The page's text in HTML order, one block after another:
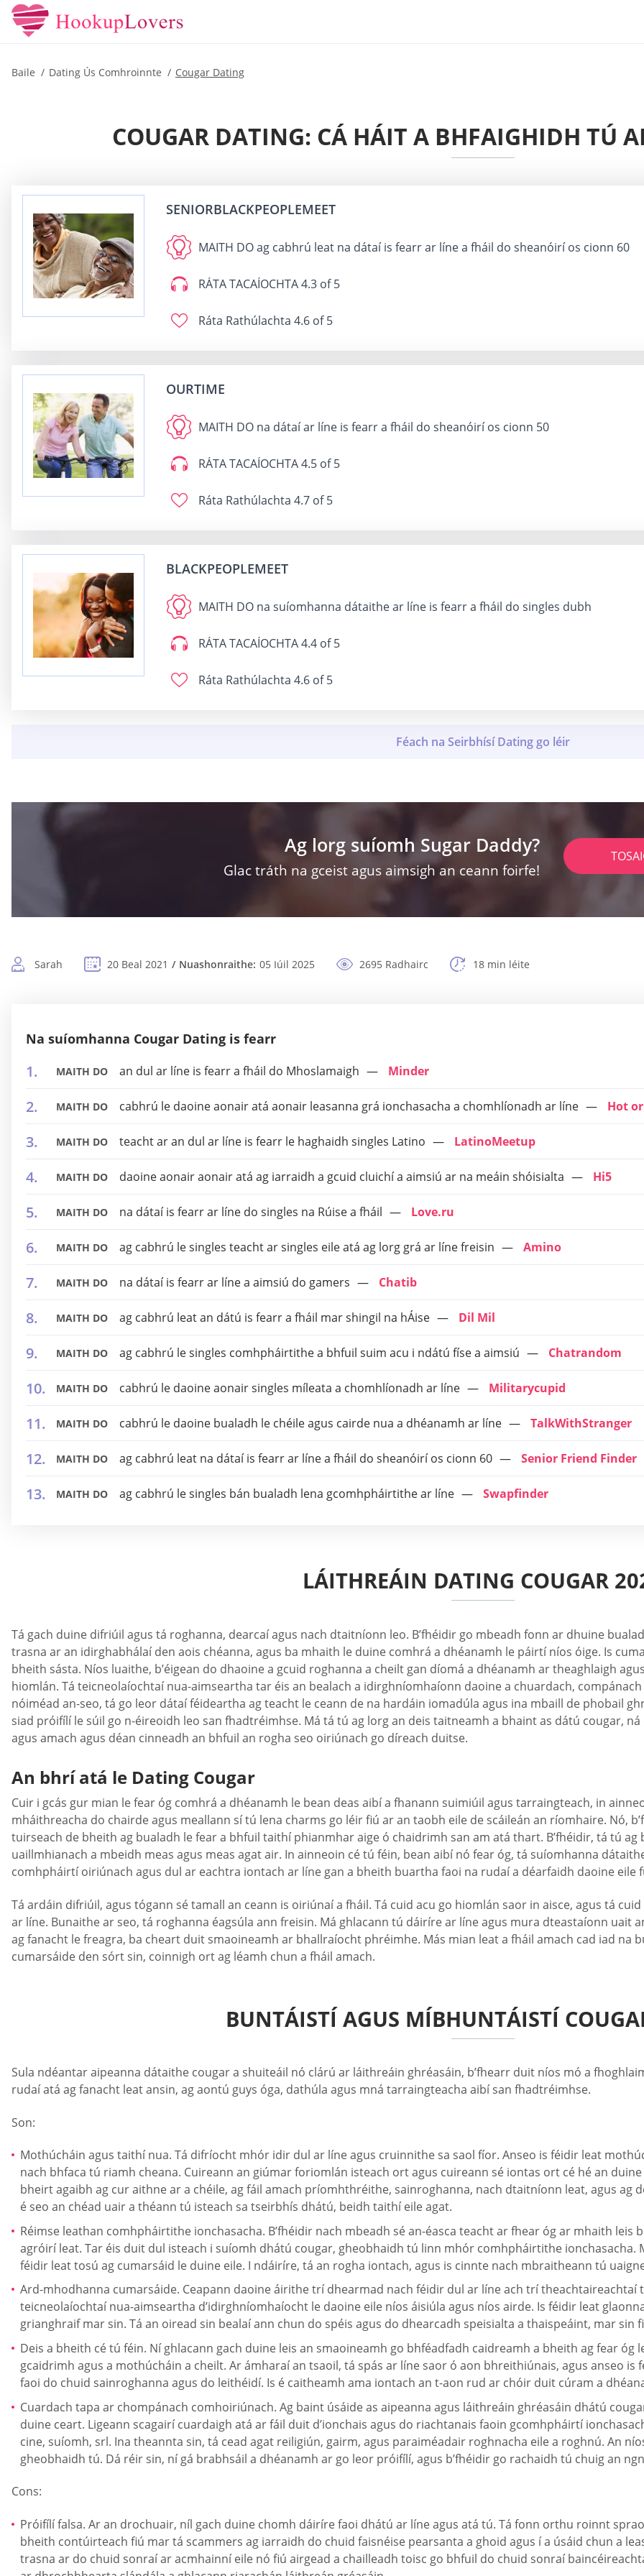
Baile Dating Ús Comhroinnte Cougar Dating
COUGAR DATING: CÁ HÁIT A BHFAIGHIDH TÚ
SENIORBLACKPEOPLEMEET
MAITH DOag cabhrú leat na dátaí is fearr ar líne a fháil do sheanóirí os cionn 60
RÁTA TACAÍOCHTA4.3 of 5
Ráta Rathúlachta 4.6 of 5
OURTIME
MAITH DO na dátaí ar líne is fearr a fháil do sheanóirí os cionn 50
RÁTA TACAÍOCHTA4.5 of 5
Ráta Rathúlachta 4.7 of 5
BLACKPEOPLEMEET
MAITH DO na suíomhanna dátaithe ar líne is fearr a fháil do singles dubh
RÁTA TACAÍOCHTA4.4 of 5
Ráta Rathúlachta 4.6 of 5
Ag lorg suíomh Sugar Daddy?
Glac tráth na gceist agus aimsigh an ceann foirfe!
Sarah 20 Beal 2021 Nuashonraithe: 05 Iúil 2025 2695 Radhairc 18 min léite
Na suíomhanna Cougar Dating is fearr
MAITH DO an dul ar líne is fearr a fháil do Mhoslamaigh Minder
MAITH DO cabhrú le daoine aonair atá aonair leasanna grá ionchasacha a chomhlíonadh ar líne Hot
MAITH DO teacht ar an dul ar líne is fearr le haghaidh singles Latino LatinoMeetup
MAITH DO daoine aonair aonair atá ag iarraidh a gcuid cluichí a aimsiú ar na meáin shóisialta Hi5
MAITH DO na dátaí is fearr ar líne do singles na Rúise a fháil Love.ru
MAITH DO ag cabhrú le singles teacht ar singles eile atá ag lorg grá ar líne freisin Amino
MAITH DO na dátaí is fearr ar líne a aimsiú do gamers Chatib
MAITH DO ag cabhrú leat an dátú is fearr a fháil mar shingil na hÁise Dil Mil
MAITH DO ag cabhrú le singles comhpháirtithe a bhfuil suim acu i ndátú físe a aimsiú Chatrandom
MAITH DO cabhrú le daoine aonair singles míleata a chomhlíonadh ar líne Militarycupid
MAITH DO cabhrú le daoine bualadh le chéile agus cairde nua a dhéanamh ar líne TalkWithStranger
MAITH DO ag cabhrú leat na dátaí is fearr ar líne a fháil do sheanóirí os cionn 60 Senior Friend Finder
MAITH DO ag cabhrú le singles bán bualadh lena gcomhpháirtithe ar líne Swapfinder
LÁITHREÁIN DATING COUGAR
Tá gach duine difriúil agus tá roghanna, dearcaí agus nach dtaitníonn leo. B’fhéidir go mbeadh fonn ar dhuine
trasna ar an idirghabhálaí den aois chéanna, agus ba mhaith le duine comhrá a dhéanamh le páirtí níos óige. Is
bheith sásta. Níos luaithe, b’éigean do dhaoine a gcuid roghanna a cheilt gan díomá a dhéanamh ar theaghlaigh
hiomlán. Tá teicneolaíochtaí nua-aimseartha tar éis an bealach a idirghníomhaíonn daoine a chuardach,
nóiméad an-seo, tá go leor dátaí féideartha ag teacht le ceann de na hardáin iomadúla agus ina mbaill de phobail
siad próifílí le súil go n-éireoidh leo san fhadtréimhse. Má tá tú ag lorg an deis taitneamh a bhaint as dátú cougar,
agus amach agus déan cinneadh an bhfuil an rogha seo oiriúnach go díreach duitse.
An bhrí atá le Dating Cougar
Cuir i gcás gur mian le fear óg comhrá a dhéanamh le bean deas aibí a fhanann suimiúil agus tarraingteach, in
mháithreacha do chairde agus meallann sí tú lena charms go léir fiú ar an taobh eile de scáileán an ríomhaire. Nó,
tuirseach de bheith ag bualadh le fear a bhfuil taithí phianmhar aige ó chaidrimh san am atá thart. B’fhéidir, tá tú
uaillmhianach a mbeidh meas agus meas agat air. In ainneoin cé tú féin, bean aibí nó fear óg, tá suíomhanna
comhpháirtí oiriúnach agus dul ar eachtra iontach ar líne gan a bheith buartha faoi na rudaí a déarfaidh daoine eile
Tá ardáin difriúil, agus tógann sé tamall an ceann is oiriúnaí a fháil. Tá cuid acu go hiomlán saor in aisce, agus tá
ar líne. Bunaithe ar seo, tá roghanna éagsúla ann freisin. Má ghlacann tú dáiríre ar líne agus mura dteastaíonn uait
ag fanacht le freagra, ba cheart duit smaoineamh ar bhallraíocht phréimhe. Más mian leat a fháil amach cad iad na
cumarsáide den sórt sin, coinnigh ort ag léamh chun a fháil amach.
BUNTÁISTÍ AGUS MÍBHUNTÁISTÍ
Sula ndéantar aipeanna dátaithe cougar a shuiteáil nó clárú ar láithreáin ghréasáin, b’fhearr duit níos mó a
rudaí atá ag fanacht leat ansin, ag aontú guys óga, dathúla agus mná tarraingteacha aibí san fhadtréimhse.
Son:
Mothúcháin agus taithí nua. Tá difríocht mhór idir dul ar líne agus cruinnithe sa saol fíor. Anseo is féidir leat
nach bhfaca tú riamh cheana. Cuireann an giúmar foriomlán isteach ort agus cuireann sé iontas ort cé hé an
bheirt agaibh ag cur aithne ar a chéile, ag fáil amach príomhthréithe, sainroghanna, nach dtaitníonn leat, agus ag
é seo an chéad uair a théann tú isteach sa tseirbhís dhátú, beidh taithí eile agat.
Réimse leathan comhpháirtithe ionchasacha. B’fhéidir nach mbeadh sé an-éasca teacht ar fhear óg ar mhaith leis
agróirí leat. Tar éis duit dul isteach i suíomh dhátú cougar, gheobhaidh tú linn mhór comhpháirtithe ionchasacha.
féidir leat tosú ag cumarsáid le duine eile. I ndáiríre, tá an rogha iontach, agus is cinnte nach mbraitheann tú
Ard-mhodhanna cumarsáide. Ceapann daoine áirithe trí dhearmad nach féidir dul ar líne ach trí theachtaireachtaí
teicneolaíochtaí nua-aimseartha d’idirghníomhaíocht le daoine eile níos áisiúla agus níos airde. Is féidir leat
grianghraif mar sin. Tá an oiread sin bealaí ann chun do spéis agus do dhearcadh speisialta a thaispeáint, mar
Deis a bheith cé tú féin. Ní ghlacann gach duine leis an smaoineamh go bhféadfadh caidreamh a bheith ag fear
gcaidrimh agus a mothúcháin a cheilt. Ar ámharaí an tsaoil, tá spás ar líne saor ó aon bhreithiúnais, agus anseo
faoi do chuid sainroghanna agus do leithéidí. Is é caitheamh ama iontach an t-aon rud ar chóir duit cúram a
Cuardach tapa ar chompánach comhoiriúnach. Ag baint úsáide as aipeanna agus láithreáin ghréasáin dhátú
duine ceart. Ligeann scagairí cuardaigh atá ar fáil duit d’ionchais agus do riachtanais faoin gcomhpháirtí
cine, suíomh, srl. Ina theannta sin, tá cead agat reiligiún, gairm, agus paraiméadair roghnacha eile a roghnú. An
gheobhaidh tú. Dá réir sin, ní gá brabhsáil a dhéanamh ar go leor próifílí, agus b’fhéidir go rachaidh tú chuig an
Cons:
Próifílí falsa. Ar an drochuair, níl gach duine chomh dáiríre faoi dhátú ar líne agus atá tú. Tá fonn orthu roinnt
bheith contúirteach fiú mar tá scammers ag iarraidh do chuid faisnéise pearsanta a ghoid agus í a úsáid chun a
trasna ar do chuid sonraí ar acmhainní eile nó fiú airgead a chailleadh toisc go bhfuil do chuid sonraí